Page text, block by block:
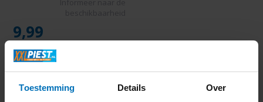
Toestemming Details Over
9,99